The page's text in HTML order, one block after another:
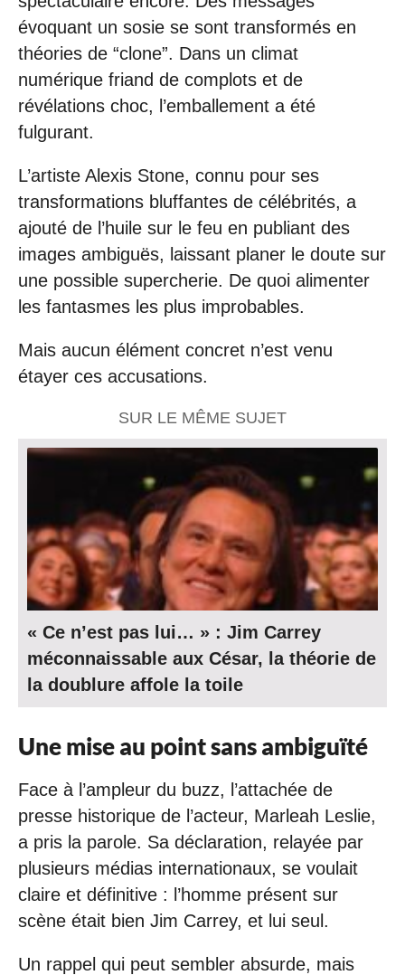
évoquant un sosie se sont transformés en
théories de “clone”. Dans un climat
numérique friand de complots et de
révélations choc, l’emballement a été
fulgurant.
L’artiste Alexis Stone, connu pour ses
transformations bluffantes de célébrités, a
ajouté de l’huile sur le feu en publiant des
images ambiguës, laissant planer le doute sur
une possible supercherie. De quoi alimenter
les fantasmes les plus improbables.
Mais aucun élément concret n’est venu
étayer ces accusations.
SUR LE MÊME SUJET
« Ce n’est pas lui… » : Jim Carrey
méconnaissable aux César, la théorie de
la doublure affole la toile
Une mise au point sans ambiguïté
Face à l’ampleur du buzz, l’attachée de
presse historique de l’acteur, Marleah Leslie,
a pris la parole. Sa déclaration, relayée par
plusieurs médias internationaux, se voulait
claire et définitive : l’homme présent sur
scène était bien Jim Carrey, et lui seul.
Un rappel qui peut sembler absurde, mais